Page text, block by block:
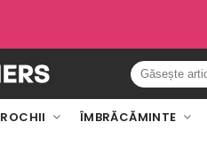
ROCHII ÎMBRĂCĂMINTE